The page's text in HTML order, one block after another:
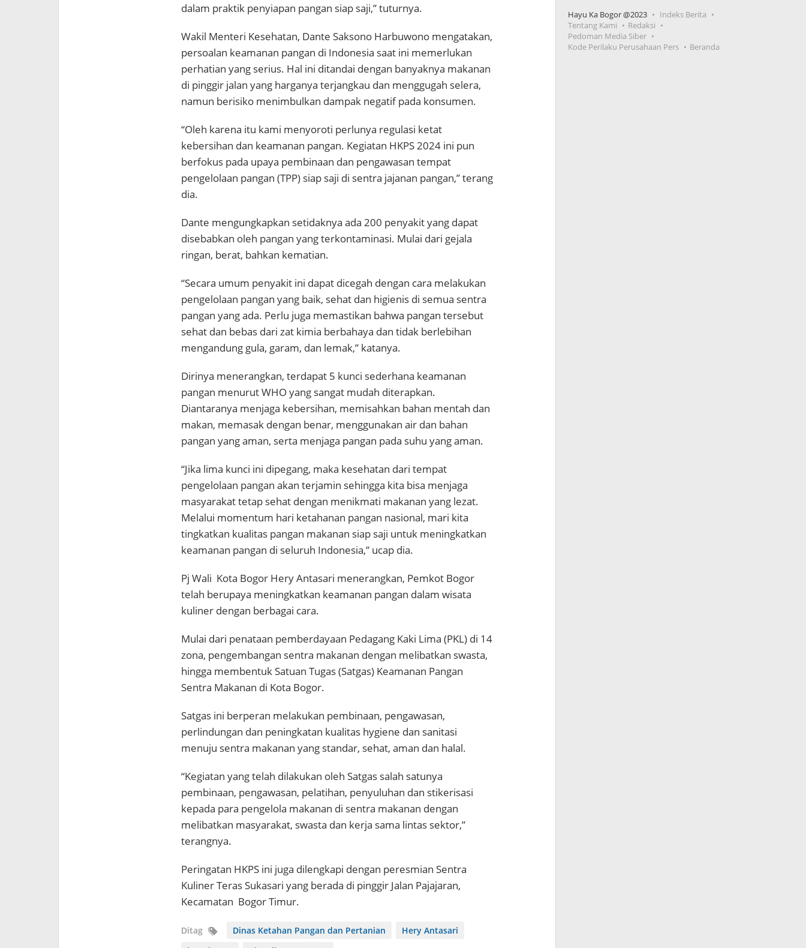
dalam praktik penyiapan pangan siap saji,” tuturnya.
Wakil Menteri Kesehatan, Dante Saksono Harbuwono mengatakan,
persoalan keamanan pangan di Indonesia saat ini memerlukan
perhatian yang serius. Hal ini ditandai dengan banyaknya makanan
di pinggir jalan yang harganya terjangkau dan menggugah selera,
namun berisiko menimbulkan dampak negatif pada konsumen.
“Oleh karena itu kami menyoroti perlunya regulasi ketat
kebersihan dan keamanan pangan. Kegiatan HKPS 2024 ini pun
berfokus pada upaya pembinaan dan pengawasan tempat
pengelolaan pangan (TPP) siap saji di sentra jajanan pangan,” terang
dia.
Dante mengungkapkan setidaknya ada 200 penyakit yang dapat
disebabkan oleh pangan yang terkontaminasi. Mulai dari gejala
ringan, berat, bahkan kematian.
“Secara umum penyakit ini dapat dicegah dengan cara melakukan
pengelolaan pangan yang baik, sehat dan higienis di semua sentra
pangan yang ada. Perlu juga memastikan bahwa pangan tersebut
sehat dan bebas dari zat kimia berbahaya dan tidak berlebihan
mengandung gula, garam, dan lemak,” katanya.
Dirinya menerangkan, terdapat 5 kunci sederhana keamanan
pangan menurut WHO yang sangat mudah diterapkan.
Diantaranya menjaga kebersihan, memisahkan bahan mentah dan
makan, memasak dengan benar, menggunakan air dan bahan
pangan yang aman, serta menjaga pangan pada suhu yang aman.
“Jika lima kunci ini dipegang, maka kesehatan dari tempat
pengelolaan pangan akan terjamin sehingga kita bisa menjaga
masyarakat tetap sehat dengan menikmati makanan yang lezat.
Melalui momentum hari ketahanan pangan nasional, mari kita
tingkatkan kualitas pangan makanan siap saji untuk meningkatkan
keamanan pangan di seluruh Indonesia,” ucap dia.
Pj Wali Kota BogorHery Antasari menerangkan, Pemkot Bogor
telah berupaya meningkatkan keamanan pangan dalam wisata
kuliner dengan berbagai cara.
Mulai dari penataan pemberdayaan Pedagang Kaki Lima (PKL) di 14
zona, pengembangan sentra makanan dengan melibatkan swasta,
hingga membentuk Satuan Tugas (Satgas) Keamanan Pangan
Sentra Makanan di Kota Bogor.
Satgas ini berperan melakukan pembinaan, pengawasan,
perlindungan dan peningkatan kualitas hygiene dan sanitasi
menuju sentra makanan yang standar, sehat, aman dan halal.
“Kegiatan yang telah dilakukan oleh Satgas salah satunya
pembinaan, pengawasan, pelatihan, penyuluhan dan stikerisasi
kepada para pengelola makanan di sentra makanan dengan
melibatkan masyarakat, swasta dan kerja sama lintas sektor,”
terangnya.
Peringatan HKPS ini juga dilengkapi dengan peresmian Sentra
Kuliner Teras Sukasari yang berada di pinggir Jalan Pajajaran,
Kecamatan BogorTimur.
Ditag Dinas Ketahan Pangan dan Pertanian
Hery Antasari
Hayu Ka Bogor @2023
Indeks Berita
Tentang Kami
Redaksi
Pedoman Media Siber
Kode Perilaku Perusahaan Pers
Beranda